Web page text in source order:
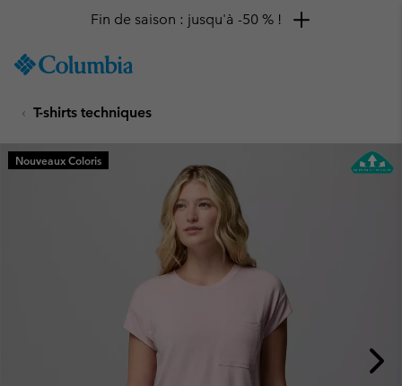
TO
SKIP
MAIN
NAV
Fin de saison : jusqu'à -50 % !
T-shirts techniques
Nouveaux Coloris